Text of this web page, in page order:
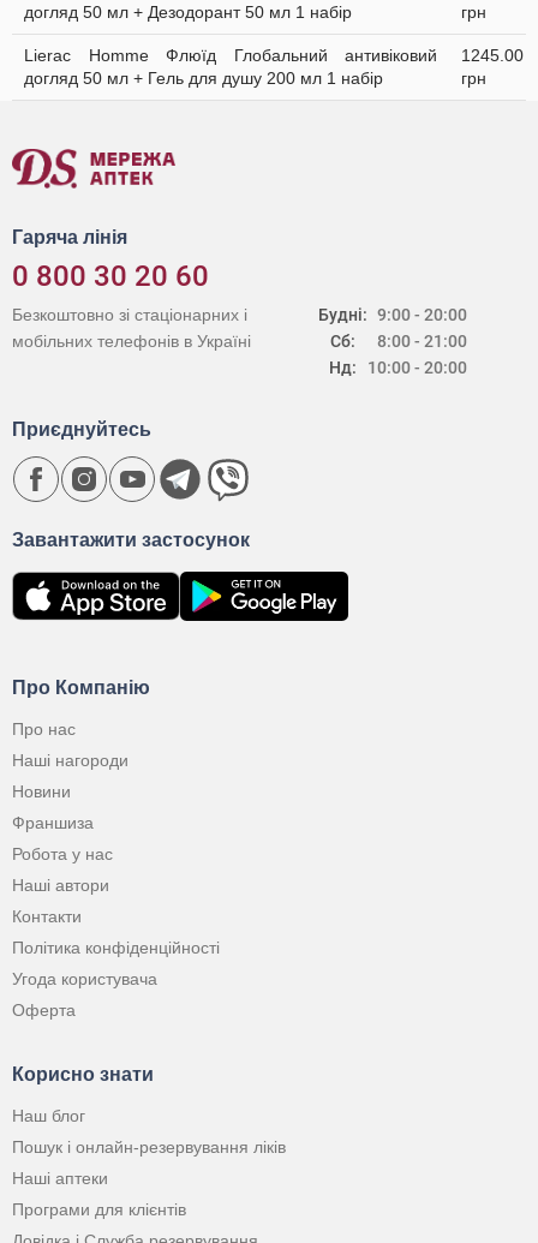
догляд 50 мл + Дезодорант 50 мл 1 набір
грн
Lierac Homme Флюїд Глобальний антивіковий
догляд 50 мл + Гель для душу 200 мл 1 набір
1245.00
грн
Гаряча лінія
0 800 30 20 60
Будні:
Сб:
Нд:
9:00 - 20:00
8:00 - 21:00
10:00 - 20:00
Безкоштовно зі стаціонарних і
мобільних телефонів в Україні
Про Компанію
Про нас
Наші нагороди
Новини
Франшиза
Робота у нас
Наші автори
Контакти
Політика конфіденційності
Угода користувача
Оферта
Корисно знати
Наш блог
Пошук і онлайн-резервування ліків
Наші аптеки
Програми для клієнтів
Завантажити застосунок
Приєднуйтесь